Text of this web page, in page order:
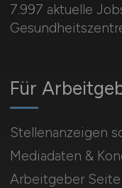
7.997 aktuelle
Für
Stellenanzeigen
Mediadaten &
Arbeitgeber Seite